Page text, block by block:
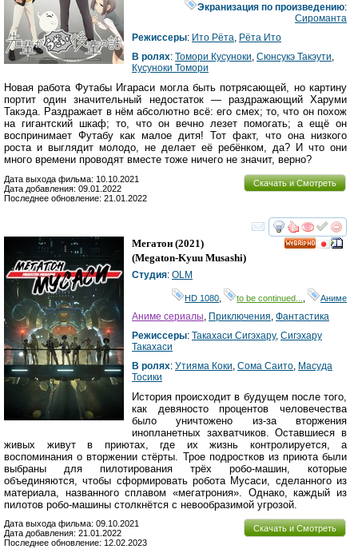
Экранизация по произведению:
Сироманта
Режиссеры: Ито Рёта, Рёта Ито
В ролях: Томори Кусуноки, Сюнсукэ Такэути,
Кусуноки Томори
Новая работа Футабы Игараси могла быть потрясающей, но картину
портит один значительный недостаток — раздражающий Харуми
Такэда. Раздражает в нём абсолютно всё: его смех; то, что он похож
на гигантский шкаф; то, что он вечно лезет помогать; а ещё он
воспринимает Футабу как малое дитя! Тот факт, что она низкого
роста и выглядит молодо, не делает её ребёнком, да? И что они
много времени проводят вместе тоже ничего не значит, верно?
Скачать и Смотреть
Дата выхода фильма: 10.10.2021
Дата добавления: 09.01.2022
Последнее обновление: 21.01.2022
смотреть
Мегатон (2021)
(Megaton-Kyuu Musashi)
Студия: OLM
HD 1080 to be continued... Аниме
Аниме сериалы Приключения Фантастика
Режиссеры: Такахаси Сигэхару, Сигэхару
Такахаси
В ролях: Утияма Коки Сома Саито Масуда
Тосики
История происходит в будущем после того,
как девяносто процентов человечества
было уничтожено из-за вторжения
инопланетных захватчиков. Оставшиеся в
живых живут в приютах, где их жизнь контролируется, а
воспоминания о вторжении стёрты. Трое подростков из приюта были
выбраны для пилотирования трёх робо-машин, которые
объединяются, чтобы сформировать робота Мусаси, сделанного из
материала, названного сплавом «мегатрония». Однако, каждый из
пилотов робо-машины столкнётся с невообразимой угрозой.
Скачать и Смотреть
Дата выхода фильма: 09.10.2021
Дата добавления: 21.01.2022
Последнее обновление: 12.02.2023